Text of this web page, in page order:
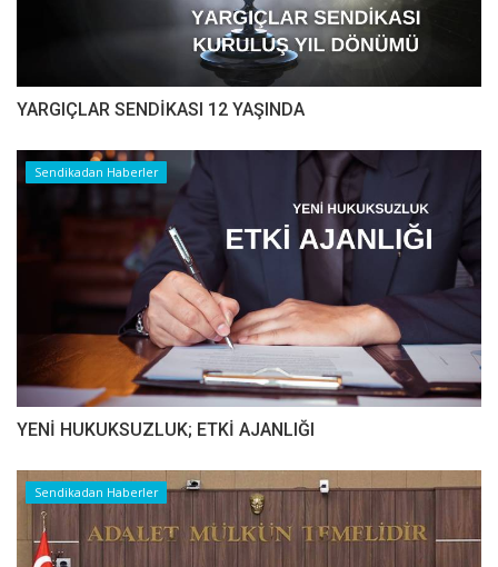
YARGIÇLAR SENDİKASI 12 YAŞINDA
Sendikadan Haberler
YENİ HUKUKSUZLUK; ETKİ AJANLIĞI
Sendikadan Haberler